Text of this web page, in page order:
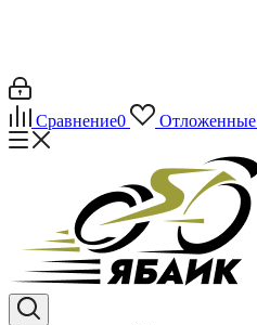
Сравнение0 Отложенные